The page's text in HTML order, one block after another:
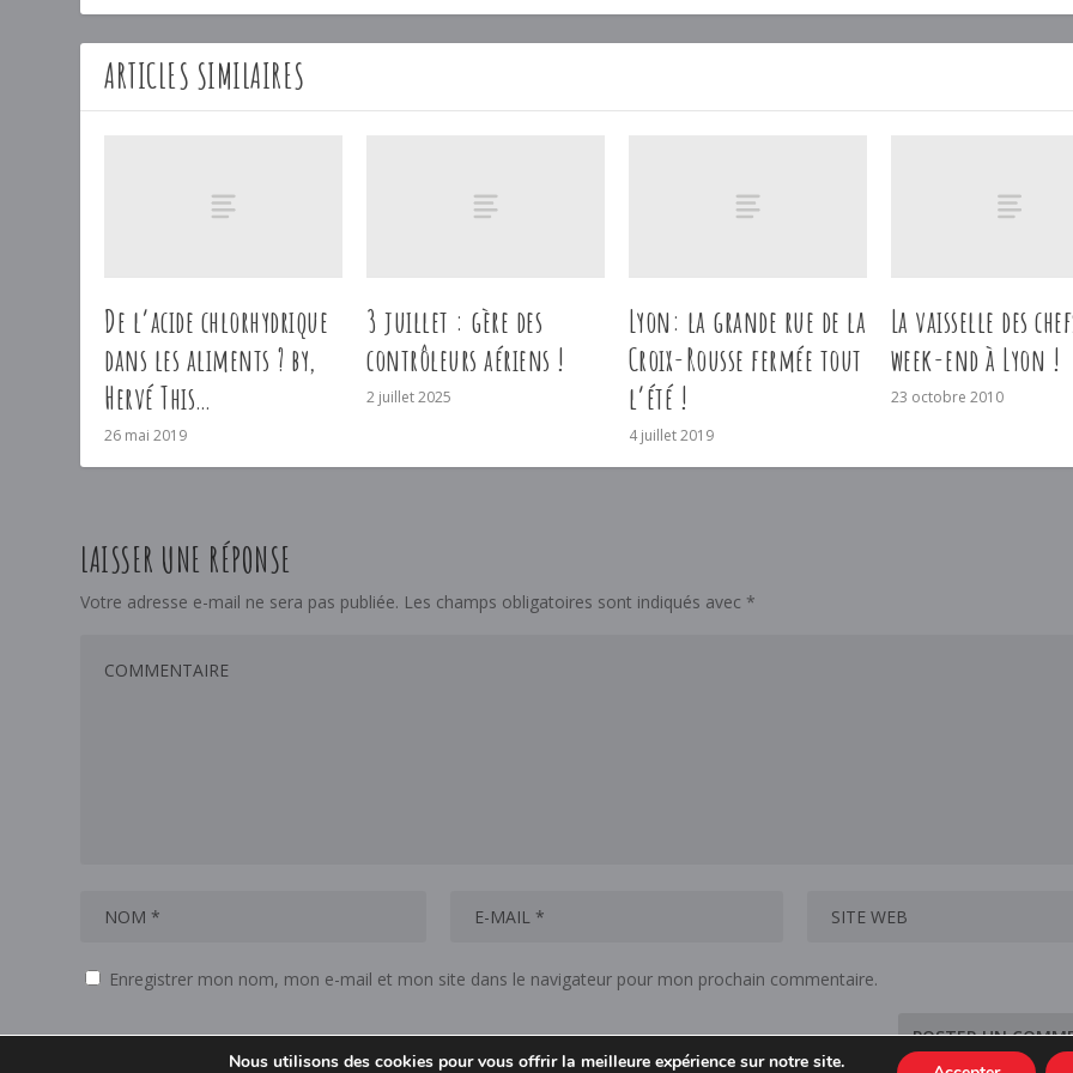
ARTICLES SIMILAIRES
De l’acide chlorhydrique
dans les aliments ? by,
Hervé This…
26 mai 2019
3 juillet : gère des
contrôleurs aériens !
2 juillet 2025
Lyon: la grande rue de la
Croix-Rousse fermée tout
l’été !
4 juillet 2019
La vaisselle des
week-end à Lyon !
23 octobre 2010
LAISSER UNE RÉPONSE
Votre adresse e-mail ne sera pas publiée. Les champs obligatoires sont indiqués avec *
Enregistrer mon nom, mon e-mail et mon site dans le navigateur pour mon prochain commentaire.
Nous utilisons des cookies pour vous offrir la meilleure expérience sur notre site.